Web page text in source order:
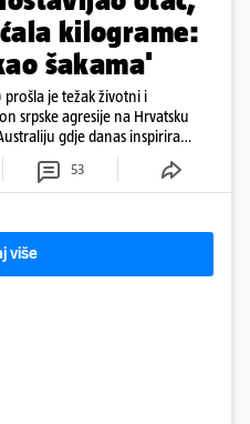
kilograme:
šakama'
prošla je težak životni i
srpske agresije na Hrvatsku
gdje danas inspirira
53
više